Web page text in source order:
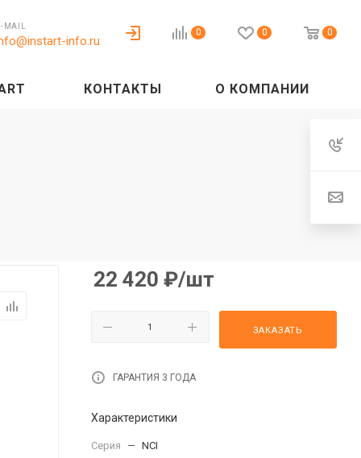
MAIL
info.ru
0 0 0
КОНТАКТЫ О КОМПАНИИ
22 420 ₽/шт
ЗАКАЗАТЬ
ГАРАНТИЯ 3 ГОДА
Характеристики
Серия — NCI